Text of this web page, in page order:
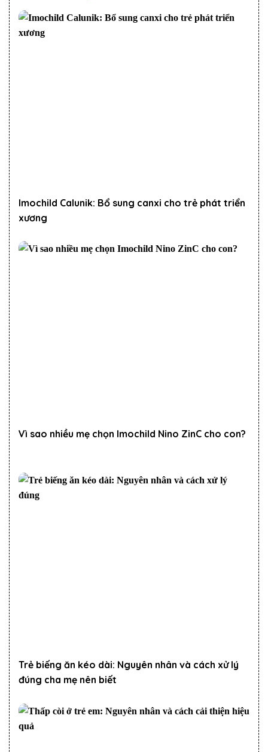
Imochild Calunik: Bổ sung canxi cho trẻ phát triển
xương
Vì sao nhiều mẹ chọn Imochild Nino ZinC cho con?
Trẻ biếng ăn kéo dài: Nguyên nhân và cách xử lý
đúng cha mẹ nên biết